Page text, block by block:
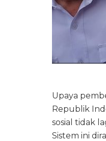
Upaya
Republik
sosial tidak
Sistem ini